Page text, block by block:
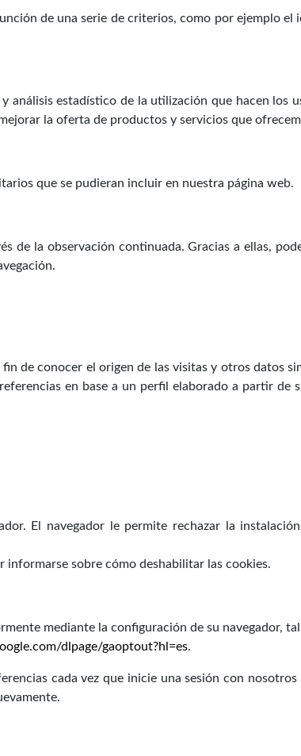
de una serie de criterios, como por ejemplo el
análisis estadístico de la utilización que hacen los
la oferta de productos y servicios que
que se pudieran incluir en nuestra página web.
de la observación continuada. Gracias a ellas,
de conocer el origen de las visitas y otros datos
en base a un perfil elaborado a partir de
El navegador le permite rechazar la
informarse sobre cómo deshabilitar las cookies.
mediante la configuración de su navegador,
dlpage/gaoptout?hl=es.
cada vez que inicie una sesión con